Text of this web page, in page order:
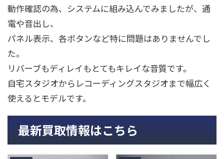
動作確認の為、システムに組み込んでみましたが、通
電や音出し、
パネル表示、各ボタンなど特に問題はありませんでし
た。
リバーブもディレイもとてもキレイな音質です。
自宅スタジオからレコーディングスタジオまで幅広く
使えるとモデルです。
最新買取情報はこちら